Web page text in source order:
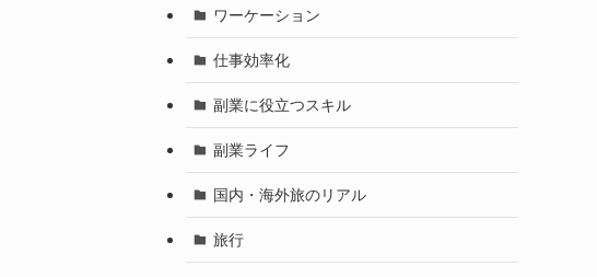
ワーケーション
仕事効率化
副業に役立つスキル
副業ライフ
国内・海外旅のリアル
旅行